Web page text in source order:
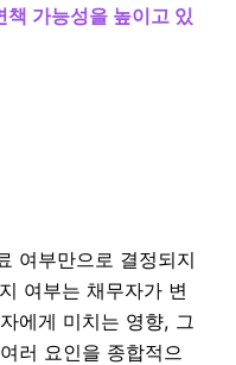
가능성을 높이고 있
여부만으로 결정되지
여부는 채무자가 변
에게 미치는 영향, 그
러 요인을 종합적으